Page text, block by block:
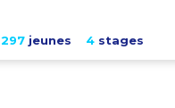
297jeunes 4stages